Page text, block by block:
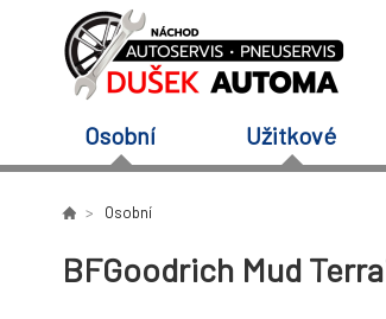
Osobní Užitkové
Osobní
BFGoodrich Mud